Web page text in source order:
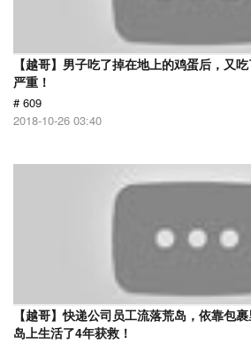
【越哥】男子吃了掉在地上的鸡蛋后，又
严重！
# 609
2018-10-26 03:40
【越哥】快递公司员工流落荒岛，依靠包
岛上生活了4年获救！